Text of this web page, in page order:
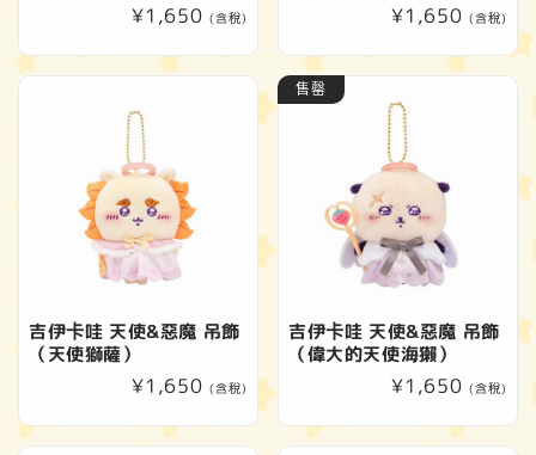
定
¥1,650 (含稅)
定
¥1,650 (含稅)
吉伊卡哇 天使&惡魔 吊飾
（天使獅薩）
定
¥1,650 (含稅)
售罄
吉伊卡哇 天使&惡魔 吊飾
（偉大的天使海獺）
定
¥1,650 (含稅)